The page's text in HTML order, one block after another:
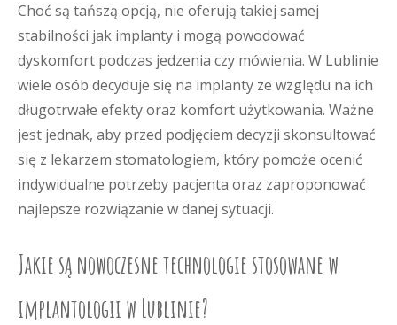
Choć są tańszą opcją, nie oferują takiej samej
stabilności jak implanty i mogą powodować
dyskomfort podczas jedzenia czy mówienia. W Lublinie
wiele osób decyduje się na implanty ze względu na ich
długotrwałe efekty oraz komfort użytkowania. Ważne
jest jednak, aby przed podjęciem decyzji skonsultować
się z lekarzem stomatologiem, który pomoże ocenić
indywidualne potrzeby pacjenta oraz zaproponować
najlepsze rozwiązanie w danej sytuacji.
Jakie są nowoczesne technologie stosowane w
implantologii w Lublinie?